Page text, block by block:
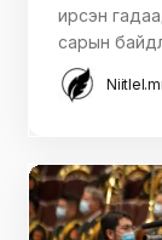
ирсэн
сарын